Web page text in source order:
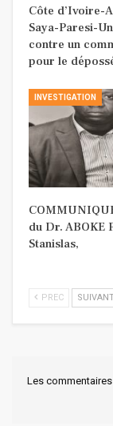
Côte d’Ivoire-
Saya-Paresi-
contre un
pour le
INVESTIGATION
du Dr. ABOKE
Stanislas,
PREC
Les